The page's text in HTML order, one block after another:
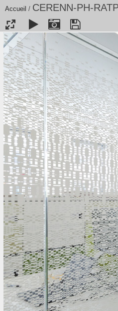
Accueil / CERENN-PH-